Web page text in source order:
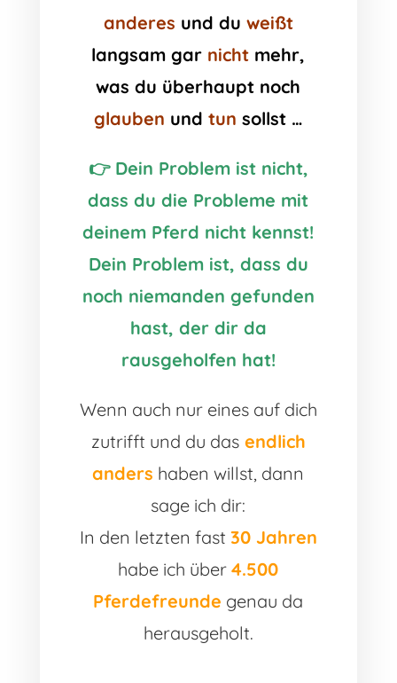
anderes und du weißt
langsam gar nicht mehr,
was du überhaupt noch
glauben und tun sollst …
👉 Dein Problem ist nicht,
dass du die Probleme mit
deinem Pferd nicht kennst!
Dein Problem ist, dass du
noch niemanden gefunden
hast, der dir da
rausgeholfen hat!
Wenn auch nur eines auf dich
zutrifft und du dasendlich
anders haben willst, dann
sage ich dir:
In den letzten fast 30 Jahren
habe ich über4.500
Pferdefreunde genau da
herausgeholt.